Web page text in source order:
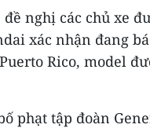
nghị các chủ xe
xác nhận đang
Rico, model
phạt tập đoàn